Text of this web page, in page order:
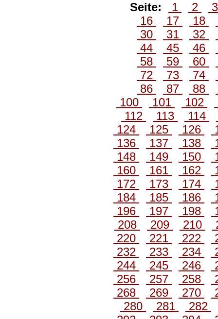
Seite: 1 2
16
17 18
30
31 32
44
45 46
58
59 60
72
73 74
86
87 88
100
101 102
112
113 114
124
125 126
136
137 138
148
149 150
160
161 162
172
173 174
184
185 186
196
197 198
208
209 210
220
221 222
232
233 234
244
245 246
256
257 258
268
269 270
280
281
282